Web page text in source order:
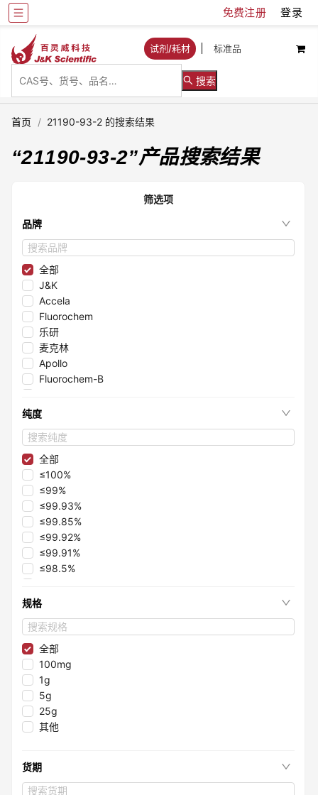
免费注册 登录
试剂/耗材 标准品
搜索
首页 / 21190-93-2 的搜索结果
“21190-93-2”产品搜索结果
筛选项
品牌
全部
J&K
Accela
Fluorochem
乐研
麦克林
Apollo
Fluorochem-B
源叶
阿拉丁
纯度
全部
≤100%
≤99%
≤99.93%
≤99.85%
≤99.92%
≤99.91%
≤98.5%
≤99.1%
≤98.6%
≤98.35%
≤99.75%
≤99.997%
≤99.995%
≤96.1%
≤98.05%
≤96%
≤99.99%
规格
全部
100mg
1g
5g
25g
其他
货期